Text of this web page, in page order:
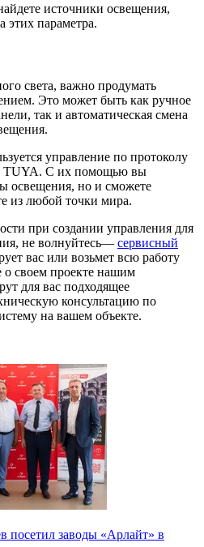
источники освещения,
этих параметра.
света, важно продумать
Это может быть как ручное
так и автоматическая смена
управление по протоколу
TUYA. С их помощью вы
освещения, но и сможете
из любой точки мира.
при создании управления для
не волнуйтесь— сервисный
вас или возьмет всю работу
о своем проекте нашим
для вас подходящее
консультацию по
на вашем объекте.
посетил заводы «Арлайт» в